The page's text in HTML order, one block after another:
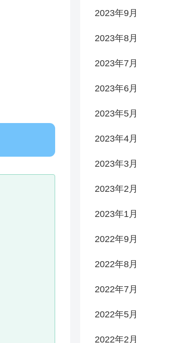
2023年9月
2023年8月
2023年7月
2023年6月
2023年5月
2023年4月
2023年3月
2023年2月
2023年1月
2022年9月
2022年8月
2022年7月
2022年5月
2022年2月